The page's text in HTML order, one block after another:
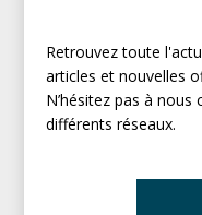
Retrouvez toute
articles et nouvelles
N’hésitez pas à
différents réseaux.